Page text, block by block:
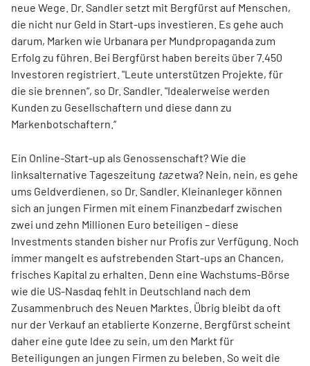
neue Wege. Dr. Sandler setzt mit Bergfürst auf Menschen,
die nicht nur Geld in Start-ups investieren. Es gehe auch
darum, Marken wie Urbanara per Mundpropaganda zum
Erfolg zu führen. Bei Bergfürst haben bereits über 7.450
Investoren registriert. "Leute unterstützen Projekte, für
die sie brennen“, so Dr. Sandler. "Idealerweise werden
Kunden zu Gesellschaftern und diese dann zu
Markenbotschaftern.“
Ein Online-Start-up als Genossenschaft? Wie die
linksalternative Tageszeitung tazetwa? Nein, nein, es gehe
ums Geldverdienen, so Dr. Sandler. Kleinanleger können
sich an jungen Firmen mit einem Finanzbedarf zwischen
zwei und zehn Millionen Euro beteiligen – diese
Investments standen bisher nur Profis zur Verfügung. Noch
immer mangelt es aufstrebenden Start-ups an Chancen,
frisches Kapital zu erhalten. Denn eine Wachstums-Börse
wie die US-Nasdaq fehlt in Deutschland nach dem
Zusammenbruch des Neuen Marktes. Übrig bleibt da oft
nur der Verkauf an etablierte Konzerne. Bergfürst scheint
daher eine gute Idee zu sein, um den Markt für
Beteiligungen an jungen Firmen zu beleben. So weit die